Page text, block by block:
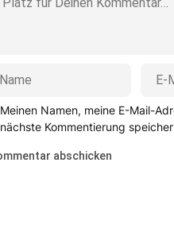
Meinen Namen, meine E-Mail-
nächste Kommentierung